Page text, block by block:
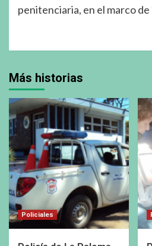
penitenciaria, en el marco de
Más historias
Policiales